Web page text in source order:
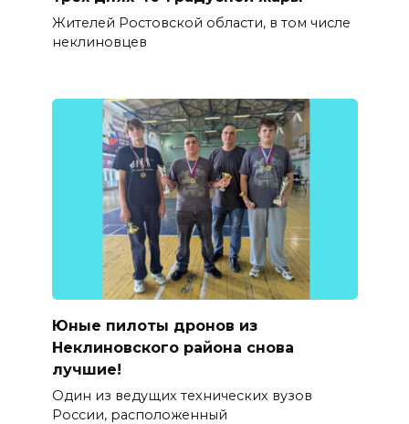
Жителей Ростовской области, в том числе
неклиновцев
Юные пилоты дронов из
Неклиновского района снова
лучшие!
Один из ведущих технических вузов
России, расположенный